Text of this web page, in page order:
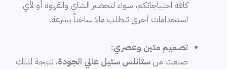
كافة احتياجاتكم، سواء لتحضير الشاي والقهوة أو لأي
استخدامات أخرى تتطلب ماءً ساخناً بسرعة.
تصميم متين وعصري:
صنعت منستانلس ستيل عالي الجودة، نتيجة لذلك